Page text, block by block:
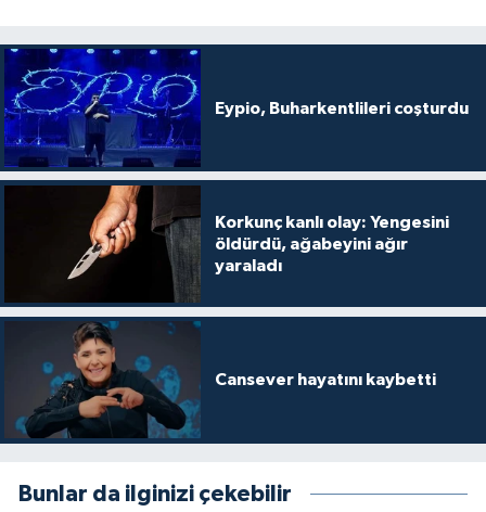
Eypio, Buharkentlileri coşturdu
Korkunç kanlı olay: Yengesini
öldürdü, ağabeyini ağır
yaraladı
Cansever hayatını kaybetti
Bunlar da ilginizi çekebilir